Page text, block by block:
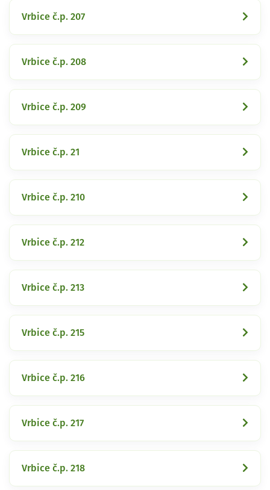
Vrbice č.p. 207
Vrbice č.p. 208
Vrbice č.p. 209
Vrbice č.p. 21
Vrbice č.p. 210
Vrbice č.p. 212
Vrbice č.p. 213
Vrbice č.p. 215
Vrbice č.p. 216
Vrbice č.p. 217
Vrbice č.p. 218